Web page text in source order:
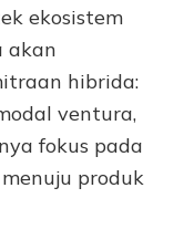
ekosistem
akan
hibrida:
ventura,
fokus pada
produk